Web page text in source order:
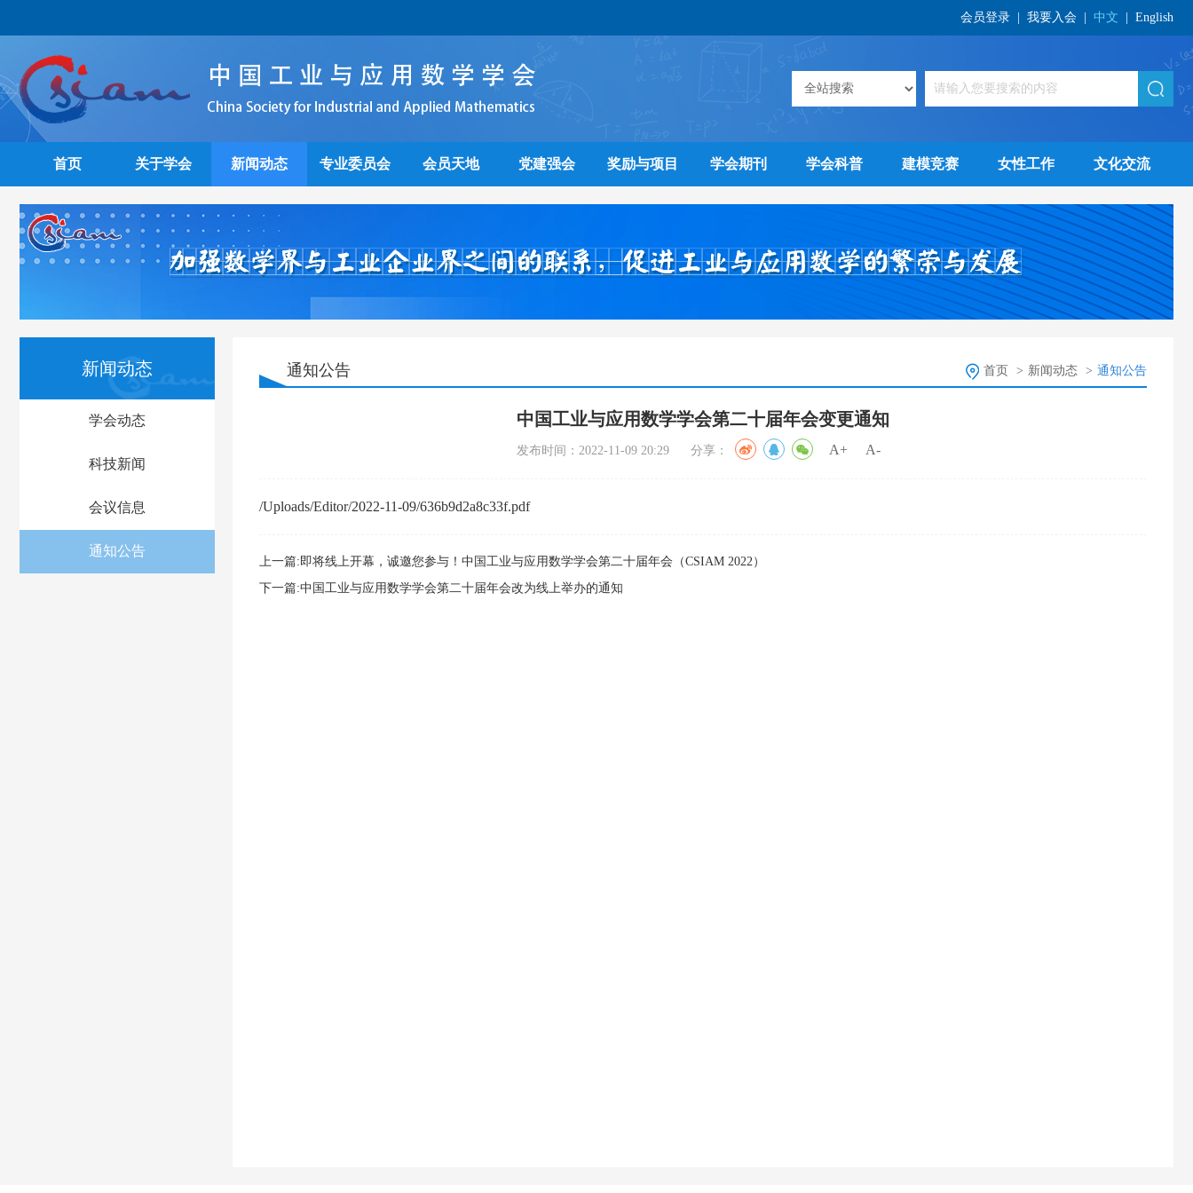
会员登录 我要入会 中文 English
首页 关于学会 新闻动态 专业委员会 会员天地 党建强会 奖励与项目 学会期刊 学会科普 建模竞赛 女性工作 文化交流
新闻动态
学会动态
科技新闻
会议信息
通知公告
通知公告 首页 > 新闻动态 > 通知公告
中国工业与应用数学学会第二十届年会变更通知
发布时间：2022-11-09 20:29 分享： A+ A-
/Uploads/Editor/2022-11-09/636b9d2a8c33f.pdf
上一篇:即将线上开幕，诚邀您参与！中国工业与应用数学学会第二十届年会（CSIAM 2022）
下一篇:中国工业与应用数学学会第二十届年会改为线上举办的通知